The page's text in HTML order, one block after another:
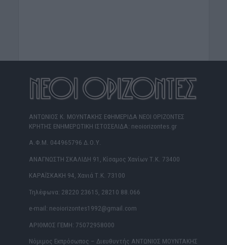
ΑΝΤΩΝΙΟΣ Κ. ΜΟΥΝΤΑΚΗΣ ΕΦΗΜΕΡΙΔΑ ΝΕΟΙ ΟΡΙΖΟΝΤΕΣ
ΚΡΗΤΗΣ ΕΝΗΜΕΡΩΤΙΚΗ ΙΣΤΟΣΕΛΙΔΑ: neoiorizontes.gr
Α.Φ.Μ. 044965796 Δ.Ο.Υ.
ΑΝΑΓΝΩΣΤΗ ΣΚΑΛΙΔΗ 91, Κίσαμος Χανίων Τ.Κ. 73400
ΚΑΡΑΪΣΚΑΚΗ 94, Χανιά Τ.Κ. 73100
Τηλέφωνα: 28220 23615, 28210 88.066
e-mail: neoiorizontes1992@gmail.com
ΑΡΙΘΜΟΣ ΓΕΜΗ: 75072958000
Νόμιμος Εκπρόσωπος – Διευθυντής ΑΝΤΩΝΙΟΣ ΜΟΥΝΤΑΚΗΣ